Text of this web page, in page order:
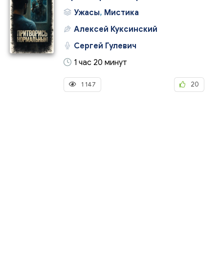
Ужасы, Мистика
Алексей Куксинский
Сергей Гулевич
1 час 20 минут
1 147 20